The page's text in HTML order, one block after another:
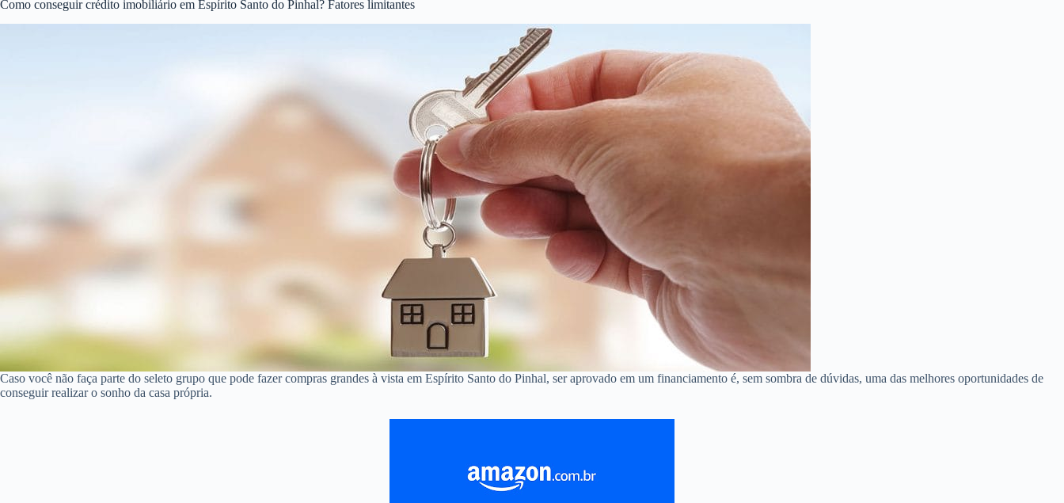
Como conseguir crédito imobiliário em Espírito Santo do Pinhal? Fatores limitantes
Caso você não faça parte do seleto grupo que pode fazer compras grandes à vista em Espírito Santo do Pinhal, ser aprovado em um financiamento é, sem sombra de dúvidas, uma das melhores oportunidades de
conseguir realizar o sonho da casa própria.